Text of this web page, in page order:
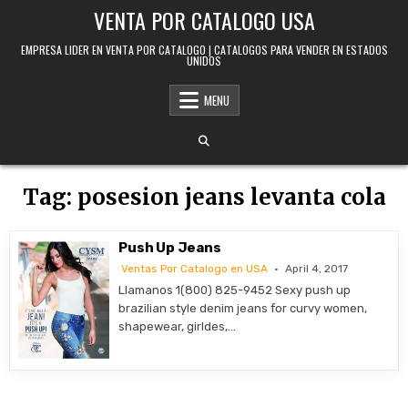
VENTA POR CATALOGO USA
EMPRESA LIDER EN VENTA POR CATALOGO | CATALOGOS PARA VENDER EN ESTADOS
UNIDOS
MENU
Tag: posesion jeans levanta cola
Push Up Jeans
Ventas Por Catalogo en USA April 4, 2017
Llamanos 1(800) 825-9452 Sexy push up
brazilian style denim jeans for curvy women,
shapewear, girldes,…